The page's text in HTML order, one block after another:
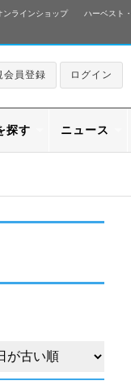
ンラインショップ ハーベスト
会員登録 ログイン
探す ニュース